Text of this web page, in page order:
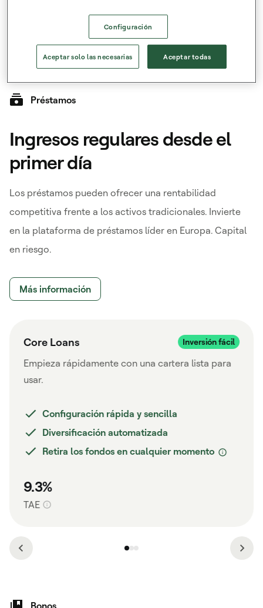
inversión en toda la UE.
Préstamos
Ingresos regulares desde el
primer día
Los préstamos pueden ofrecer una rentabilidad
competitiva frente a los activos tradicionales. Invierte
en la plataforma de préstamos líder en Europa. Capital
en riesgo.
Más información
Core Loans
Empieza rápidamente con una cartera lista para
usar.
Configuración rápida y sencilla
Diversificación automatizada
Retira los fondos en cualquier momento
9.3%
TAE
Configuración
Aceptar solo las necesarias Aceptar todas